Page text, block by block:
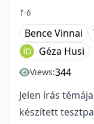
1-6
Bence Vinnai
Géza Husi
Views:344
Jelen írás
készített